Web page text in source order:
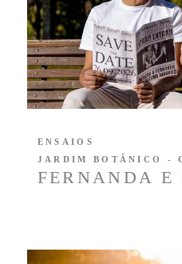
FERNANDA E
ENSAIOS
JARDIM BOTÂNICO -